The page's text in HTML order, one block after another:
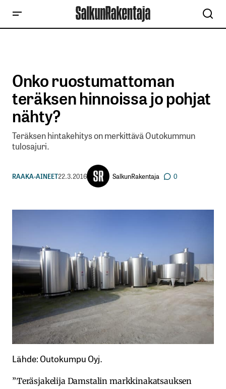
Onko ruostumattoman
teräksen hinnoissa jo pohjat
nähty?
Teräksen hintakehitys on merkittävä Outokummun
tulosajuri.
RAAKA-AINEET22.3.2016 SalkunRakentaja 0
Lähde: Outokumpu Oyj.
”Teräsjakelija Damstalin markkinakatsauksen